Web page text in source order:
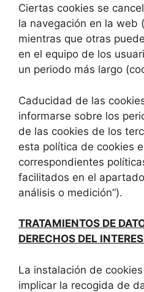
Ciertas cookies se
la navegación en la web
mientras que otras
en el equipo de los
un periodo más largo
Caducidad de las
informarse sobre los
de las cookies de los
esta política de cookies
correspondientes
facilitados en el
análisis o medición”).
TRATAMIENTOS DE
DERECHOS DEL
La instalación de
implicar la recogida de